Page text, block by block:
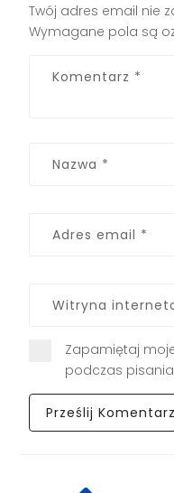
Twój adres email nie
Wymagane pola są
Zapamiętaj
podczas